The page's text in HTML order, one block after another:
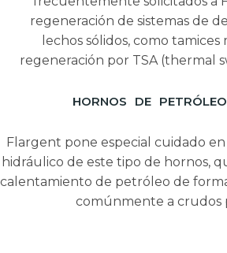
regeneración de sistemas de
lechos sólidos, como
regeneración por TSA (thermal
HORNOS DE
Flargent pone especial cuidado
hidráulico de este tipo de hornos,
calentamiento de petróleo de
comúnmente a crudos